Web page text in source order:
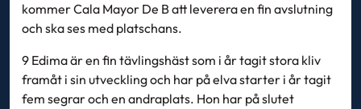
kommer Cala Mayor De B att leverera en fin avslutning
och ska ses med platschans.
9 Edima är en fin tävlingshäst som i år tagit stora kliv
framåt i sin utveckling och har på elva starter i år tagit
fem segrar och en andraplats. Hon har på slutet